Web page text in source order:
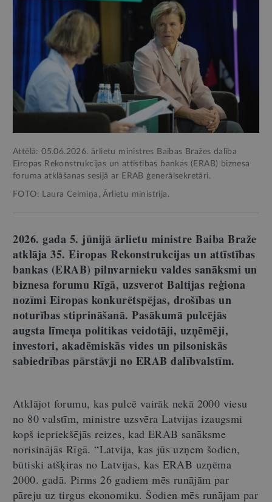
Attēlā: 05.06.2026. ārlietu ministres Baibas Bražes dalība
Eiropas Rekonstrukcijas un attīstības bankas (ERAB) biznesa
foruma atklāšanas sesijā ar ERAB ģenerālsekretāri.
FOTO: Laura Celmiņa, Ārlietu ministrija.
2026. gada 5. jūnijā ārlietu ministre Baiba Braže
atklāja 35. Eiropas Rekonstrukcijas un attīstības
bankas (ERAB) pilnvarnieku valdes sanāksmi un
biznesa forumu Rīgā, uzsverot Baltijas reģiona
nozīmi Eiropas konkurētspējas, drošības un
noturības stiprināšanā. Pasākumā pulcējās
augsta līmeņa politikas veidotāji, uzņēmēji,
investori, akadēmiskās vides un pilsoniskās
sabiedrības pārstāvji no ERAB dalībvalstīm.
Atklājot forumu, kas pulcē vairāk nekā 2000 viesu
no 80 valstīm, ministre uzsvēra Latvijas izaugsmi
kopš iepriekšējās reizes, kad ERAB sanāksme
norisinājās Rīgā. “Latvija, kas jūs uzņem šodien,
būtiski atšķiras no Latvijas, kas ERAB uzņēma
2000. gadā. Pirms 26 gadiem mēs runājām par
pāreju uz tirgus ekonomiku. Šodien mēs runājam par